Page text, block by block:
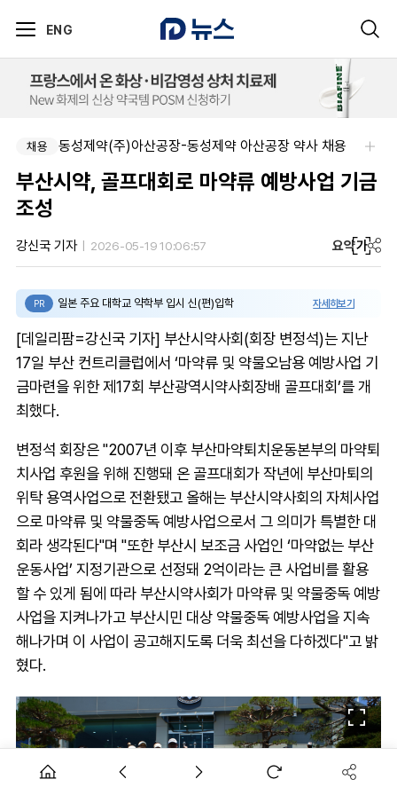
ENG
채용 동성제약(주)아산공장-동성제약 아산공장 약사 채용
부산시약, 골프대회로 마약류 예방사업 기금
조성
강신국 기자 2026-05-19 10:06:57 요약가
PR 일본 주요 대학교 약학부 입시 신(편)입학 자세히보기
[데일리팜=강신국 기자] 부산시약사회(회장 변정석)는 지난
17일 부산 컨트리클럽에서 ‘마약류 및 약물오남용 예방사업 기
금마련을 위한 제17회 부산광역시약사회장배 골프대회’를 개
최했다.
변정석 회장은 "2007년 이후 부산마약퇴치운동본부의 마약퇴
치사업 후원을 위해 진행돼 온 골프대회가 작년에 부산마퇴의
위탁 용역사업으로 전환됐고 올해는 부산시약사회의 자체사업
으로 마약류 및 약물중독 예방사업으로서 그 의미가 특별한 대
회라 생각된다"며 "또한 부산시 보조금 사업인 ‘마약없는 부산
운동사업’ 지정기관으로 선정돼 2억이라는 큰 사업비를 활용
할 수 있게 됨에 따라 부산시약사회가 마약류 및 약물중독 예방
사업을 지켜나가고 부산시민 대상 약물중독 예방사업을 지속
해나가며 이 사업이 공고해지도록 더욱 최선을 다하겠다"고 밝
혔다.